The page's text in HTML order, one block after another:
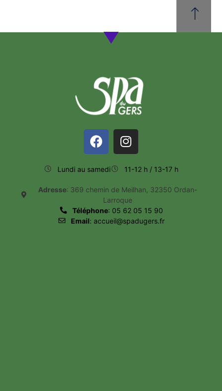
Lundi au samedi 11-12 h / 13-17 h
Adresse: 369 chemin de Meilhan, 32350 Ordan-
Larroque
Téléphone: 05 62 05 15 90
Email: accueil@spadugers.fr